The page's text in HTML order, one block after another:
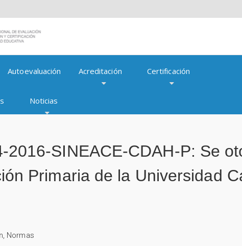
Autoevaluación Acreditación Certificación
Noticias
2016-SINEACE-CDAH-P: Se
Primaria de la Universidad
, Normas